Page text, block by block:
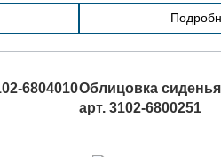
6804010Облицовка
арт. 3102-6800251